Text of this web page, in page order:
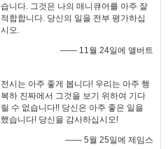
습니다. 그것은 나의 매니큐어를 아주 잘
적합합니다. 당신의 일을 전부 평가하십
시오.
—— 11월 24일에 앨버트
전시는 아주 좋게 봅니다! 우리는 아주 행
복하 진짜에서 그것을 보기 위하여 기다
릴 수 없습니다!! 당신은 아주 좋은 일을
했습니다! 당신을 감사하십시오!
—— 5월 25일에 제임스